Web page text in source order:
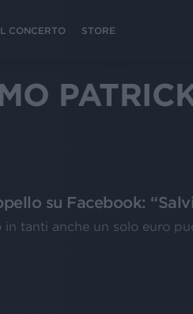
CONCERTO STORE
su Facebook:
in tanti anche un solo euro